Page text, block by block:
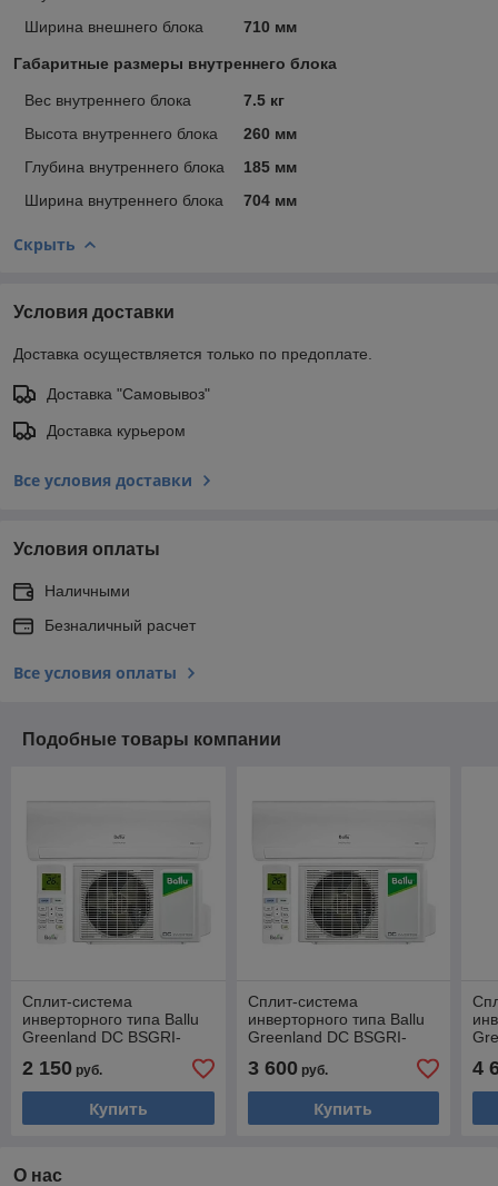
Ширина внешнего блока
710 мм
Габаритные размеры внутреннего блока
Вес внутреннего блока
7.5 кг
Высота внутреннего блока
260 мм
Глубина внутреннего блока
185 мм
Ширина внутреннего блока
704 мм
Скрыть
Условия доставки
Доставка осуществляется только по предоплате.
Доставка "Самовывоз"
Доставка курьером
Все условия доставки
Условия оплаты
Наличными
Безналичный расчет
Все условия оплаты
Подобные товары компании
Сплит-система
инверторного типа Ballu
Greenland DC BSGRI-
трубы 1/4 + 3/8
2 150 руб.
Купить
Сплит-система
инверторного типа Ballu
Greenland DC BSGRI-
трубы 1/4 + 3/8
3 600руб.
Купить
4
О нас